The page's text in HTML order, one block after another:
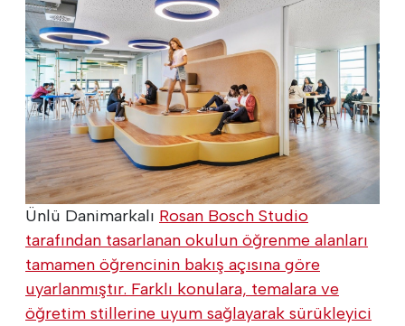
Ünlü Danimarkalı Rosan Bosch Studio
tarafından tasarlanan okulun öğrenme alanları
tamamen öğrencinin bakış açısına göre
uyarlanmıştır. Farklı konulara, temalara ve
öğretim stillerine uyum sağlayarak sürükleyici